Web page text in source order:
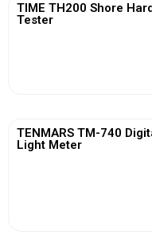
TIME TH200 Shore
Tester
TENMARS TM-740
Light Meter